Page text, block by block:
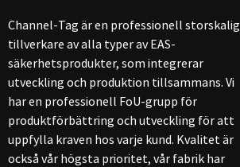
Channel-Tag är en professionell storskalig
tillverkare av alla typer av EAS-
säkerhetsprodukter, som integrerar
utveckling och produktion tillsammans. Vi
har en professionell FoU-grupp för
produktförbättring och utveckling för att
uppfylla kraven hos varje kund. Kvalitet är
också vår högsta prioritet, vår fabrik har